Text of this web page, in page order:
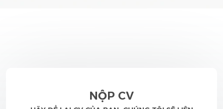
NỘP CV